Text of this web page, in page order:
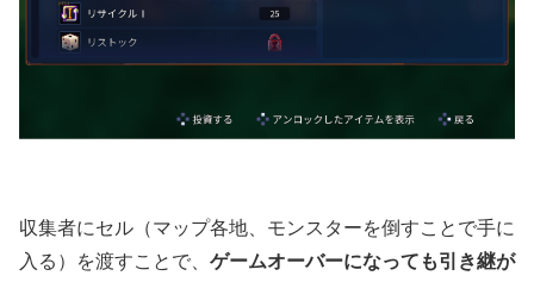
収集者にセル（マップ各地、モンスターを倒すことで手に
入る）を渡すことで、 ゲームオーバーになっても引き継が